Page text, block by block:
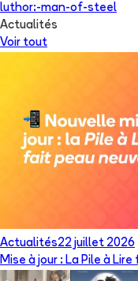
luthor:-man-of-steel
Actualités
Voir tout
Actualités22 juillet 2026
Mise à jour : La Pile à